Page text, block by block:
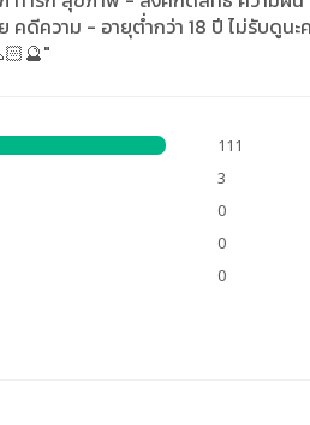
ดีความ - อายุต่ำกว่า 18 ปี ไม่รับดูนะ
111
3
0
0
0